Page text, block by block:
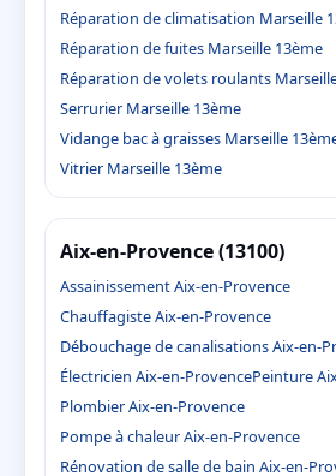
Réparation de climatisation Marseille
Réparation de fuites Marseille 13ème
Réparation de volets roulants
Serrurier Marseille 13ème
Vidange bac à graisses Marseille
Vitrier Marseille 13ème
Aix-en-Provence (13100)
Assainissement Aix-en-Provence
Chauffagiste Aix-en-Provence
Débouchage de canalisations Aix-en-
Électricien Aix-en-ProvencePeinture
Plombier Aix-en-Provence
Pompe à chaleur Aix-en-Provence
Rénovation de salle de bain Aix-en-